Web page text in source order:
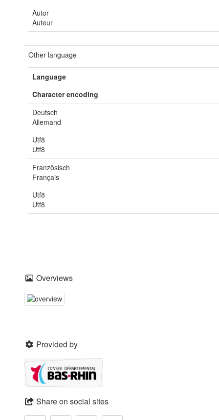
Autor
Auteur
Other language
Language
Character encoding
Deutsch
Allemand
Utf8
Utf8
Französisch
Français
Utf8
Utf8
Overviews
Provided by
Share on social sites